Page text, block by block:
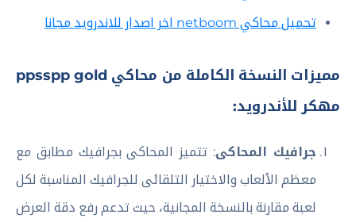
تحميل محاكي netboom اخر اصدار للاندرويد مجانا
مميزات النسخة الكاملة من محاكي ppsspp gold
مهكر للأندرويد:
جرافيك المحاكى: تتميز المحاكى بجرافيك مطابق مع
معظم الألعاب والاختيار التلقائى للجرافيك المناسبة لكل
لعبة مقارنة بالنسخة المجانية، حيث تدعم رفع دقة العرض